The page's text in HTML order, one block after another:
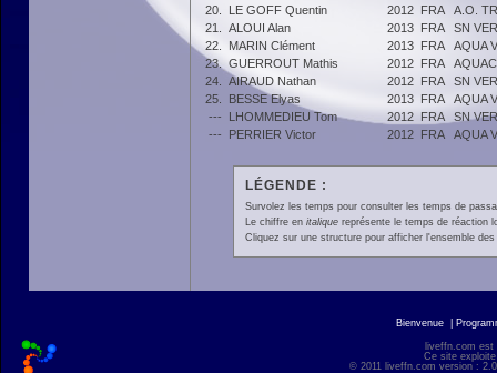
20.
LE GOFF Quentin 2012 FRA
A.O.
21.
ALOUI Alan 2013 FRA
SN
22.
MARIN Clément 2013 FRA
AQUA
23.
GUERROUT Mathis 2012 FRA
24.
AIRAUD Nathan 2012 FRA
SN
25.
BESSE Elyas 2013 FRA
AQUA
---
LHOMMEDIEU Tom 2012 FRA
SN
---
PERRIER Victor 2012 FRA AQUA
LÉGENDE :
Survolez les temps pour consulter les temps de
Le chiffre en italiquereprésente le temps de réaction
Cliquez sur une structure pour afficher l'ensemble
Bienvenue
liveffn.com est
Ce site
© 2011 liveffn.com version :